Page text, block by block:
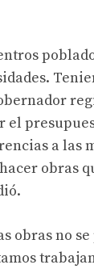
a las
obras
obras no